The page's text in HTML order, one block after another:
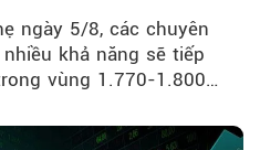
ngày 5/8, các chuyên
khả năng sẽ tiếp
vùng 1.770-1.800